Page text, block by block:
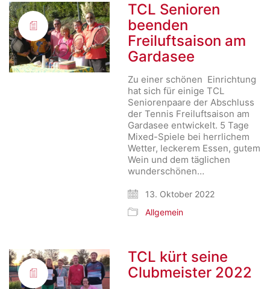
TCL Senioren
beenden
Freiluftsaison am
Gardasee
Zu einer schönen Einrichtung
hat sich für einige TCL
Seniorenpaare der Abschluss
der Tennis Freiluftsaison am
Gardasee entwickelt. 5 Tage
Mixed-Spiele bei herrlichem
Wetter, leckerem Essen, gutem
Wein und dem täglichen
wunderschönen…
13. Oktober 2022
Allgemein
TCL kürt seine
Clubmeister 2022